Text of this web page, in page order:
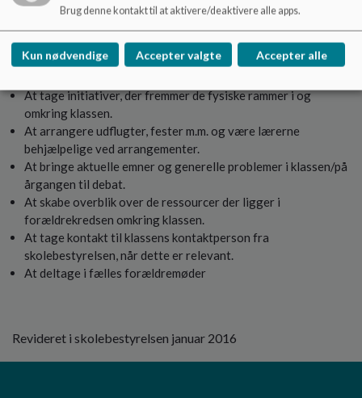
Forældrerådets/ ad hoc gruppers opgaver kan være:
At etablere en klassekasse og administrere denne.
At tage initiativer, der fremmer det sociale fællesskab i og
At tage initiativer, der fremmer de fysiske rammer i og
omkring klassen.
At arrangere udflugter, fester m.m. og være lærerne
behjælpelige ved arrangementer.
At bringe aktuelle emner og generelle problemer i klassen/på
årgangen til debat.
At skabe overblik over de ressourcer der ligger i
forældrekredsen omkring klassen.
At tage kontakt til klassens kontaktperson fra
skolebestyrelsen, når dette er relevant.
At deltage i fælles forældremøder
Revideret i skolebestyrelsen januar 2016
Brug denne kontakt til at aktivere/deaktivere alle apps.
Kun nødvendige Accepter valgte Accepter alle